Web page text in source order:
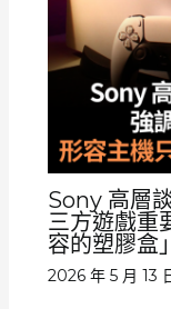
Sony 高層
三方遊戲重
容的塑膠盒」
2026 年 5 月 13